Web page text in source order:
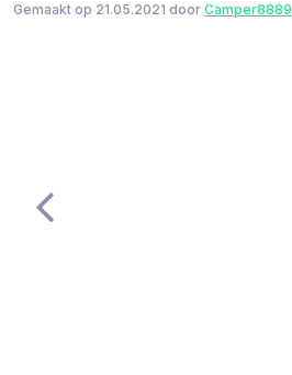
Gemaakt op 21.05.2021 door Camper8889